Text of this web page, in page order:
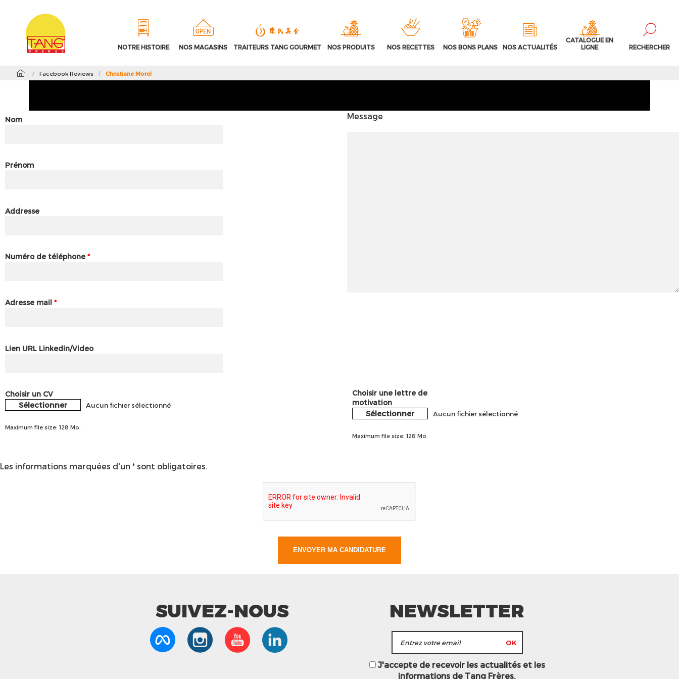
NOTRE HISTOIRE NOS MAGASINS TRAITEURS TANG GOURMET NOS PRODUITS NOS RECETTES NOS BONS PLANS NOS ACTUALITÉS
CATALOGUE EN
LIGNE
RECHERCHER
/ Facebook Reviews / Christiane Morel
Nom
Prénom
Addresse
Numéro de téléphone *
Adresse mail *
Lien URL Linkedin/Video
Message
Choisir un CV
Sélectionner Aucun fichier sélectionné
Maximum file size: 128 Mo.
Choisir une lettre de
motivation
Sélectionner Aucun fichier sélectionné
Maximum file size: 128 Mo.
Les informations marquées d'un * sont obligatoires.
SUIVEZ-NOUS NEWSLETTER
J'accepte de recevoir les actualités et les
informations de Tang Frères.